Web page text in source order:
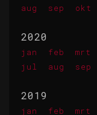
aug
sep okt
2020
jan feb mrt
jul
aug sep
2019
jan feb mrt